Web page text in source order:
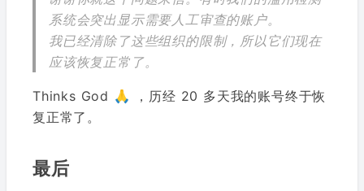
系统会突出显示需要人工审查的账户。
我已经清除了这些组织的限制，所以它们现在
应该恢复正常了。
Thinks God 🙏 ，历经 20 多天我的账号终于恢
复正常了。
最后